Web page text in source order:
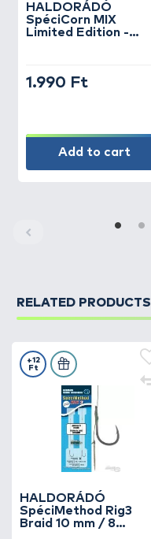
HALDORÁDÓ
SpéciCorn MIX
Limited Edition -
1.990 Ft
Add to cart
RELATED PRODUCTS
HALDORÁDÓ
SpéciMethod Rig3
Braid 10 mm / 8
+12
Ft